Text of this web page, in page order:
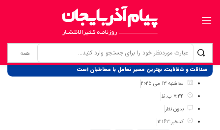
برگ نخست
نوشته‌ها
صداقت و شفافیت، بهترین مسیر تعامل با مخاطبان است
سه‌شنبه 13 می 2025
7:34 ب.ظ
بدون نظر
کدخبر:12163